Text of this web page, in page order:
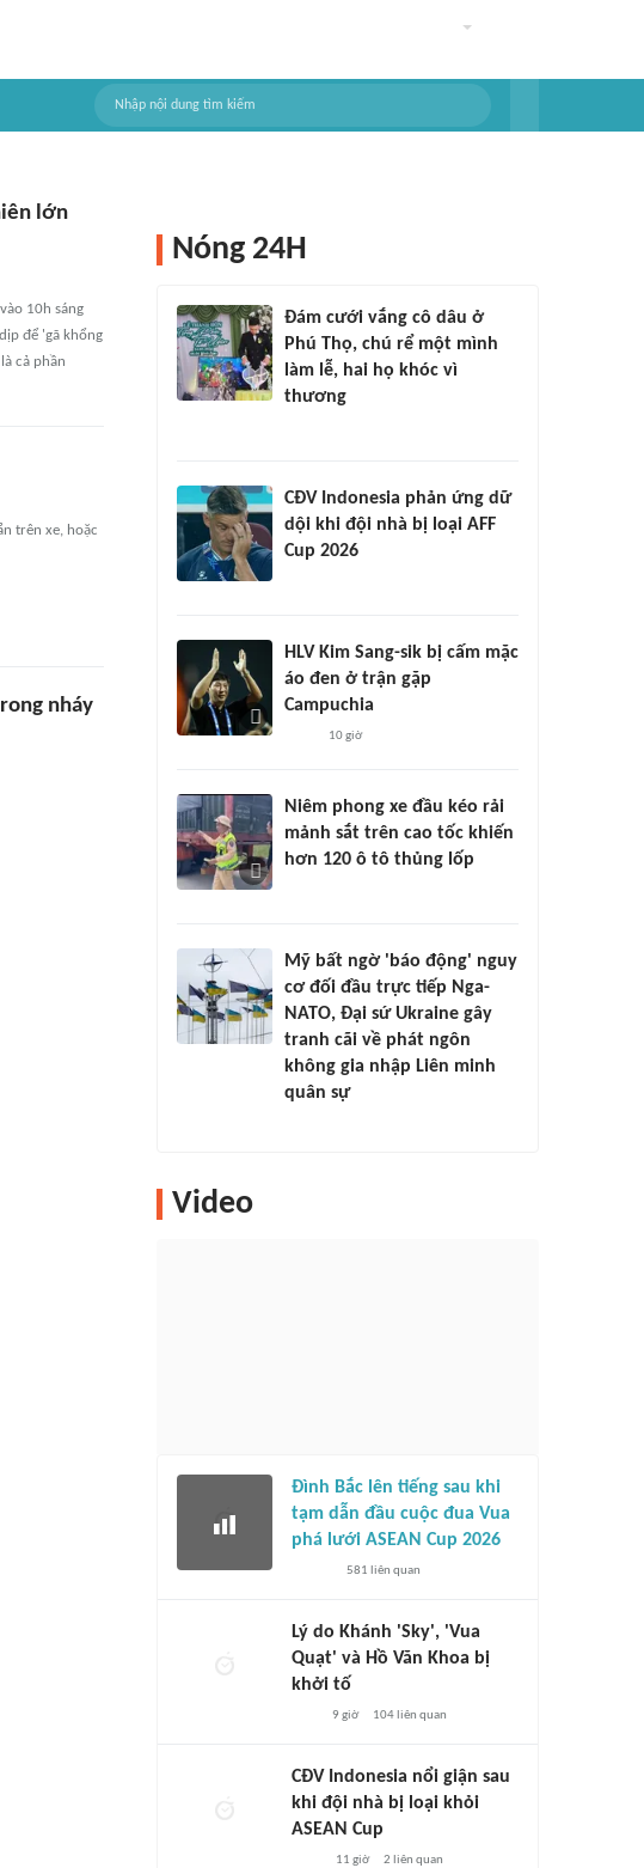
lớn
10h sáng
để 'gã khổng
cả phần
trên xe, hoặc
nháy
Nóng 24H
Đám cưới vắng cô dâu ở
Phú Thọ, chú rể một mình
làm lễ, hai họ khóc vì
thương
CĐV Indonesia phản ứng dữ
dội khi đội nhà bị loại AFF
Cup 2026
HLV Kim Sang-sik bị cấm mặc
áo đen ở trận gặp
Campuchia
10 giờ
Niêm phong xe đầu kéo rải
mảnh sắt trên cao tốc khiến
hơn 120 ô tô thủng lốp
Mỹ bất ngờ 'báo động' nguy
cơ đối đầu trực tiếp Nga-
NATO, Đại sứ Ukraine gây
tranh cãi về phát ngôn
không gia nhập Liên minh
quân sự
Video
Đình Bắc lên tiếng sau khi
tạm dẫn đầu cuộc đua Vua
phá lưới ASEAN Cup 2026
581 liên quan
Lý do Khánh 'Sky', 'Vua
Quạt' và Hồ Văn Khoa bị
khởi tố
9 giờ 104liên quan
CĐV Indonesia nổi giận sau
khi đội nhà bị loại khỏi
ASEAN Cup
11 giờ 2 liên quan